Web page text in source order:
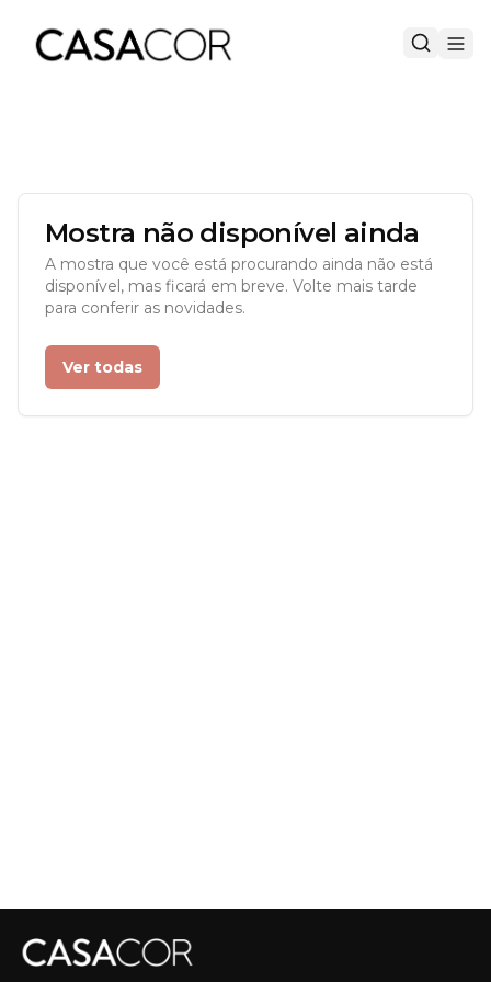
Mostra não disponível ainda
A mostra que você está procurando ainda não está
disponível, mas ficará em breve. Volte mais tarde
para conferir as novidades.
Ver todas